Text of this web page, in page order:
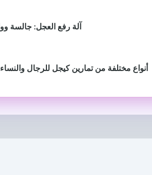
آلة رفع العجل: جالسة
أنواع مختلفة من تمارين كيجل للرجال
بيوش ياداف